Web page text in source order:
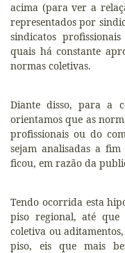
acima (para ver a
representados por
sindicatos
quais há constante
normas coletivas.
Diante disso, para a
orientamos que as
profissionais ou do
sejam analisadas a
ficou, em razão da
Tendo ocorrida esta
piso regional, até
coletiva ou
piso, eis que mais